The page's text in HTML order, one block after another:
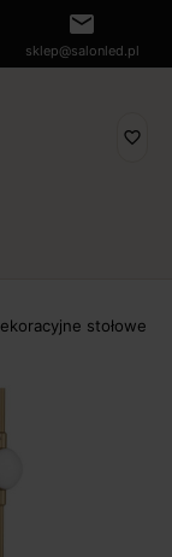
mail
sklep@salonled.pl
favorite_border
stołowe